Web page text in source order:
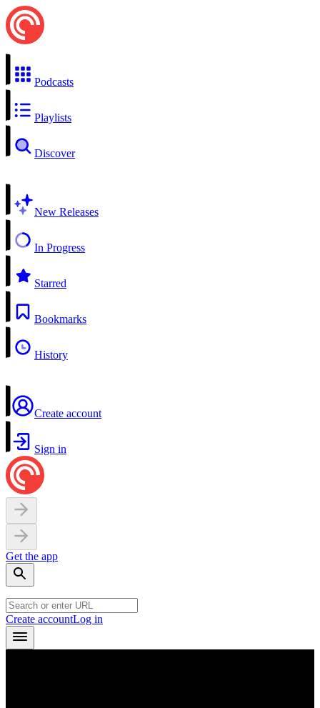
Podcasts
Playlists
Discover
New Releases
In Progress
Starred
Bookmarks
History
Create account
Sign in
Get the app
Create accountLog in